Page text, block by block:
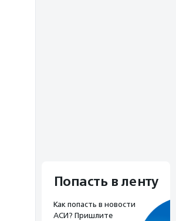
Попасть в ленту
Как попасть в новости
АСИ? Пришлите